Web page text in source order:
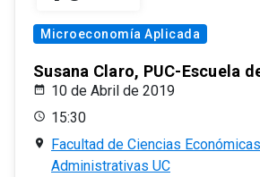
Microeconomía Aplicada
Susana Claro, PUC-Escuela
10 de Abril de 2019
15:30
Facultad de Ciencias
Administrativas UC